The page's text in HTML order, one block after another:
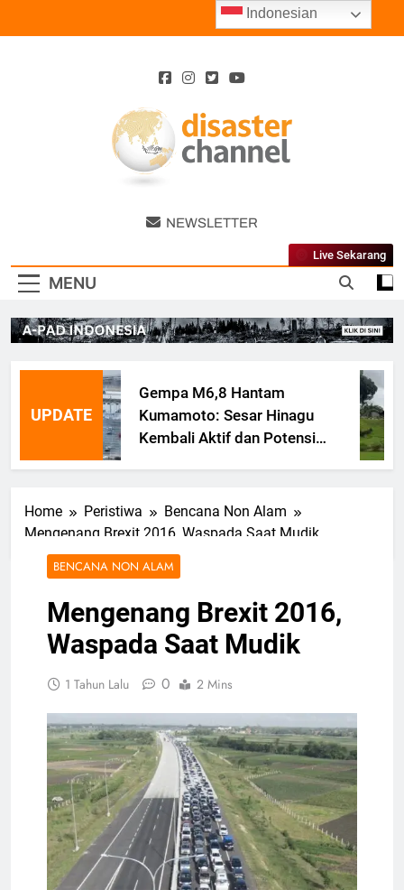
Disaster
Channel
NEWSLETTER
MENU
Live Sekarang
UPDATE
Gempa M6,8 Hantam
Kumamoto: Sesar Hinagu
Kembali Aktif dan Potensi
Home Peristiwa
Bencana Non Alam
Mengenang Brexit 2016, Waspada Saat Mudik
BENCANA NON ALAM
Mengenang Brexit 2016,
Waspada Saat Mudik
1 Tahun Lalu 0 2 Mins
Indonesian